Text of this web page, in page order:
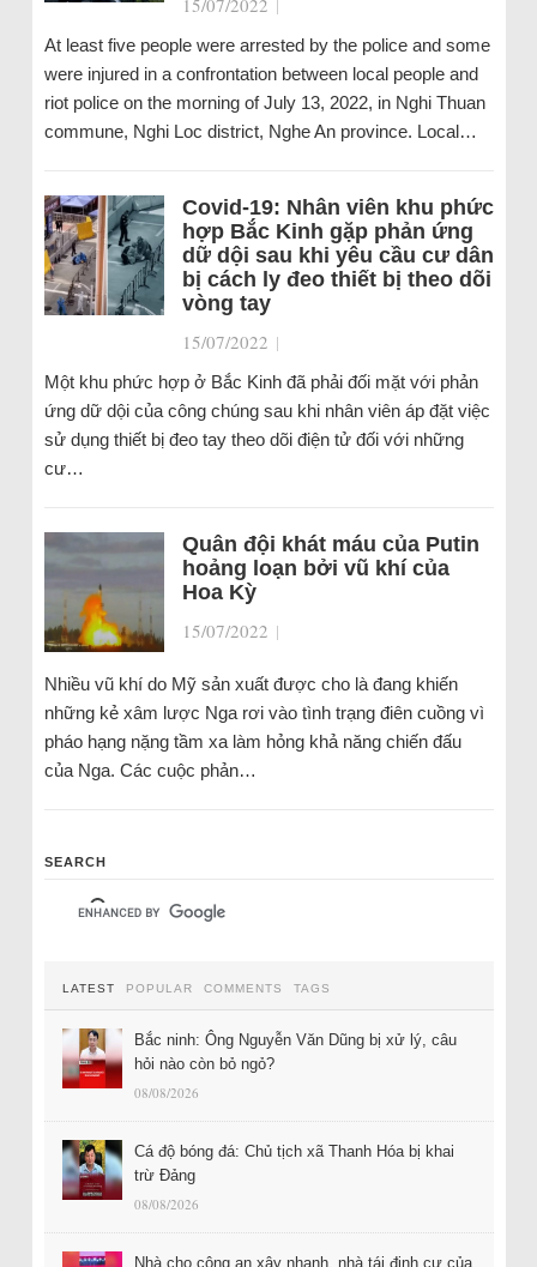
15/07/2022 |
At least five people were arrested by the police and some
were injured in a confrontation between local people and
riot police on the morning of July 13, 2022, in Nghi Thuan
commune, Nghi Loc district, Nghe An province. Local…
Covid-19: Nhân viên khu phức
hợp Bắc Kinh gặp phản ứng
dữ dội sau khi yêu cầu cư dân
bị cách ly đeo thiết bị theo dõi
vòng tay
15/07/2022 |
Một khu phức hợp ở Bắc Kinh đã phải đối mặt với phản
ứng dữ dội của công chúng sau khi nhân viên áp đặt việc
sử dụng thiết bị đeo tay theo dõi điện tử đối với những
cư…
Quân đội khát máu của Putin
hoảng loạn bởi vũ khí của
Hoa Kỳ
15/07/2022 |
Nhiều vũ khí do Mỹ sản xuất được cho là đang khiến
những kẻ xâm lược Nga rơi vào tình trạng điên cuồng vì
pháo hạng nặng tầm xa làm hỏng khả năng chiến đấu
của Nga. Các cuộc phản…
SEARCH
LATEST POPULAR COMMENTS TAGS
Bắc ninh: Ông Nguyễn Văn Dũng bị xử lý, câu
hỏi nào còn bỏ ngỏ?
08/08/2026
Cá độ bóng đá: Chủ tịch xã Thanh Hóa bị khai
trừ Đảng
08/08/2026
Nhà cho công an xây nhanh, nhà tái định cư của